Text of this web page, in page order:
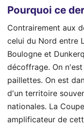
Pourquoi ce
Contrairement aux
celui du Nord entre
Boulogne et
décoffrage. On
paillettes. On est
d'un territoire
nationales. La
amplificateur de